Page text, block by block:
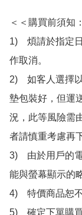
＜＜購買前須知
1)　煩請於指定
作取消。
2)　如客人選擇
墊包裝好，但運
況，此等風險需
者請慎重考慮再
3)　由於用戶的
能與螢幕顯示的
4)　特價商品恕
5)　確定下單購